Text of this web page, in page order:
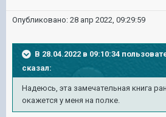
Опубликовано: 28 апр 2022, 09:29:59
В 28.04.2022 в 09:10:34
сказал:
Надеюсь, эта замечательная книга
окажется у меня на полке.